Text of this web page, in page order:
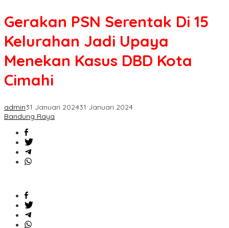
Gerakan PSN Serentak Di 15
Kelurahan Jadi Upaya
Menekan Kasus DBD Kota
Cimahi
admin31 Januari 202431 Januari 2024
Bandung Raya